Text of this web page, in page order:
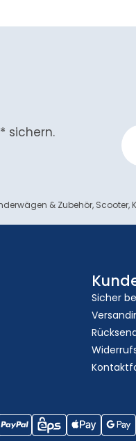
* sichern.
& Zubehör,
Sicher